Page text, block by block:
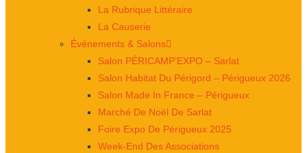
La Rubrique Littéraire
La Causerie
Événements & Salons
Salon PÉRICAMP’EXPO – Sarlat
Salon Habitat Du Périgord – Périgueux 2026
Salon Made In France – Périgueux
Marché De Noël De Sarlat
Foire Expo De Périgueux 2025
Week-End Des Associations